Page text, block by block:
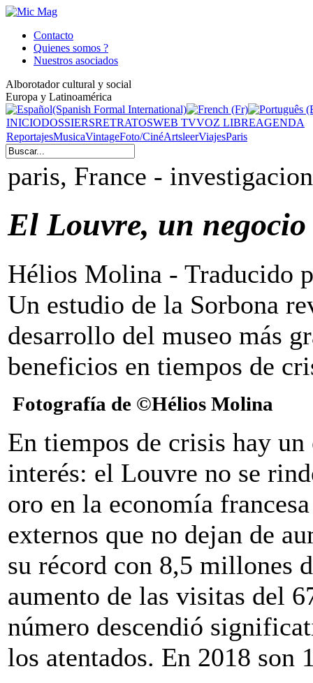
Contacto
Quienes somos ?
Nuestros asociados
Alborotador cultural y social
Europa y Latinoamérica
INICIODOSSIERSRETRATOSWEB TVVOZ LIBREAGENDA
ReportajesMusicaVintageFoto/CinéArtsleerViajesParis
paris, France - investigacion
El Louvre, un negocio
Hélios Molina - Traducido
Un estudio de la Sorbona
desarrollo del museo más
beneficios en tiempos de
Fotografía de ©Hélios Molina
En tiempos de crisis hay
interés: el Louvre no se
oro en la economía
externos que no dejan de
su récord con 8,5 millones
aumento de las visitas del
número descendió
los atentados. En 2018 son